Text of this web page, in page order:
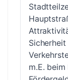
m.E.